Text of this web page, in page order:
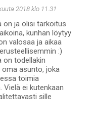
2018 klo 11.31
on ja olisi tarkoitus
kunhan löytyy
valosaa ja aikaa
:)
on todellakin
asunto, joka
toimia
Vielä ei kutenkaan
sille